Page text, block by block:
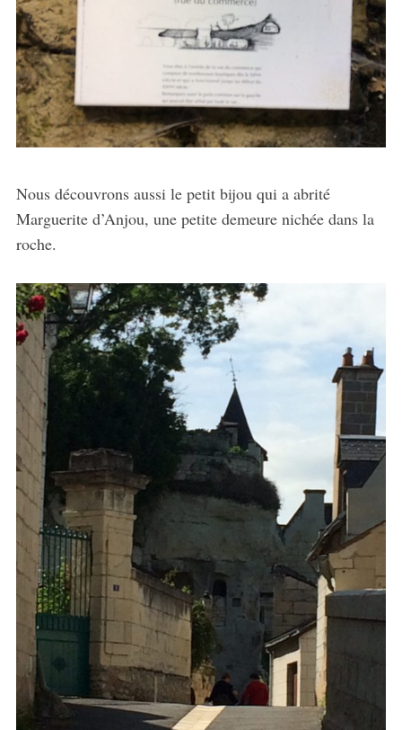
Nous découvrons aussi le petit bijou qui a abrité
Marguerite d’Anjou, une petite demeure nichée dans la
roche.